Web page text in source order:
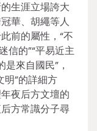
生涯立場誇大
華、胡繩等人
前的屬性，“不
信的”“平易近主
是來自國民”，
明”的詳細方
夜后方文壇的
方常識分子尋